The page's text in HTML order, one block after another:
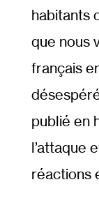
habitants
que nous
français
publié en
l’attaque
réactions